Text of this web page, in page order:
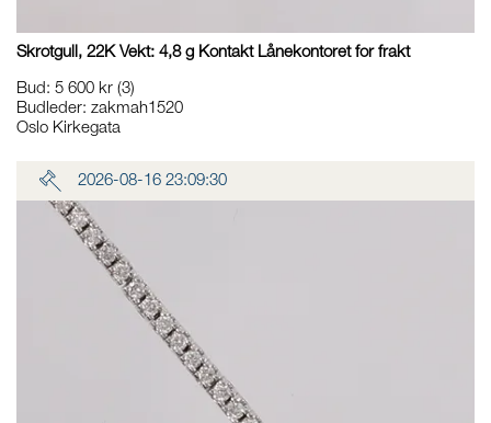
Skrotgull, 22K Vekt: 4,8 g Kontakt Lånekontoret for frakt
Bud: 5 600 kr (3)
Budleder: zakmah1520
Oslo Kirkegata
2026-08-16 23:09:30